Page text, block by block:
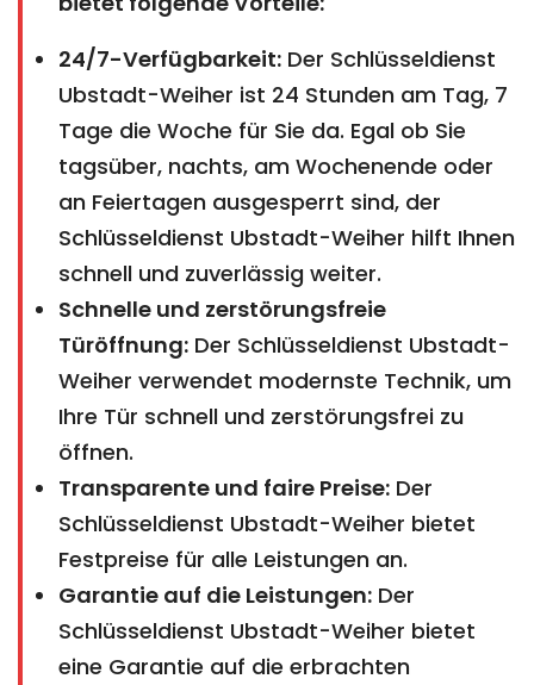
24/7-Verfügbarkeit: Der Schlüsseldienst
Ubstadt-Weiher ist 24 Stunden am Tag, 7
Tage die Woche für Sie da. Egal ob Sie
tagsüber, nachts, am Wochenende oder
an Feiertagen ausgesperrt sind, der
Schlüsseldienst Ubstadt-Weiher hilft Ihnen
schnell und zuverlässig weiter.
Schnelle und zerstörungsfreie
Türöffnung: Der Schlüsseldienst Ubstadt-
Weiher verwendet modernste Technik, um
Ihre Tür schnell und zerstörungsfrei zu
öffnen.
Transparente und faire Preise: Der
Schlüsseldienst Ubstadt-Weiher bietet
Festpreise für alle Leistungen an.
Garantie auf die Leistungen: Der
Schlüsseldienst Ubstadt-Weiher bietet
eine Garantie auf die erbrachten